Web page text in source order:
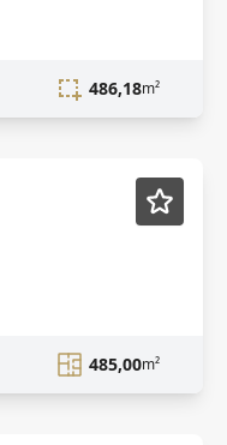
486,18m²
Mobiliado
485,00m²